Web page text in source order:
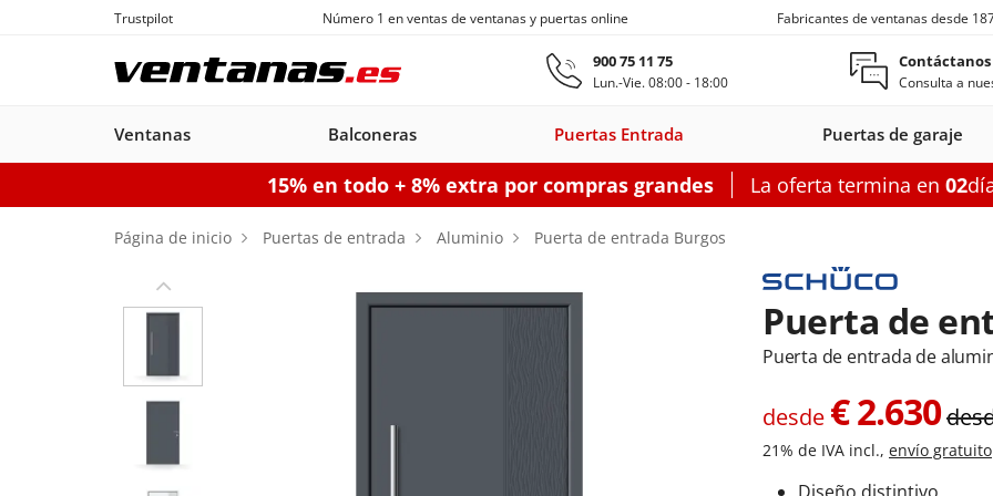
Ir al contenido principal
Trustpilot Número 1 en ventas de ventanas y puertas online Fabricantes de ventanas desde
900 75 11 75
Lun.-Vie. 08:00 - 18:00
Contáctanos
Consulta a
Ventanas
Ventanas
PVC
Ventanas de techo
Claraboyas
Configurador
Ventanas
Balconeras
Balconeras PVC
Balconeras correderas
Balconeras correderas
Balconeras
Configurador balconeras correderas
Puertas Entrada
Puertas acorazadas Puertas entrada Puertas auxiliares
Puertas auxiliares Puertas
Configurador puertas
Puertas de garaje
Puertas de garaje seccionales
Configurador puertas de garaje
15% en todo + 8% extra por compras grandes La oferta termina en 02
Página de inicio Puertas de entrada Aluminio Puerta de entrada Burgos
Puerta de
Puerta de entrada de
desde €2.630
21% de IVA incl., envío gratuito